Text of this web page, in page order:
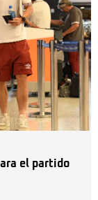
el partido